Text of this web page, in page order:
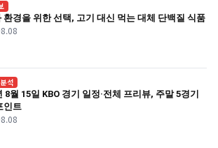
환경을 위한 선택, 고기 대신 먹는 대체 단백질 식품
석
8월 15일 KBO 경기 일정·전체 프리뷰, 주말 5경기
인트